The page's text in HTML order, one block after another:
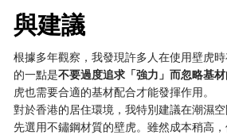
與建議
根據多年觀察，我發現許多人在使用壁虎
的一點是不要過度追求「強力」而忽略基
虎也需要合適的基材配合才能發揮作用。
對於香港的居住環境，我特別建議在潮濕
先選用不鏽鋼材質的壁虎。雖然成本稍高